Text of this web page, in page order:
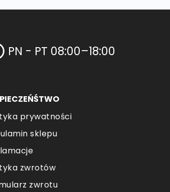
PN - PT 08:00–18:00
prywatności
sklepu
zwrotów
zwrotu